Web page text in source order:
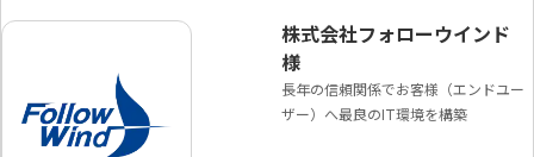
株式会社フォローウインド
様
長年の信頼関係でお客様（エンドユー
ザー）へ最良のIT環境を構築